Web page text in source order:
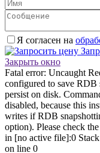
Я согласен на
Закрыть окно
Fatal error: Uncaught
configured to save RDB
persist on disk.
disabled, because this
writes if RDB
option). Please check
in [no active file]:0
on line 0